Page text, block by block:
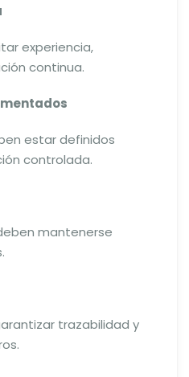
experiencia,
continua.
estar definidos
controlada.
mantenerse
trazabilidad y